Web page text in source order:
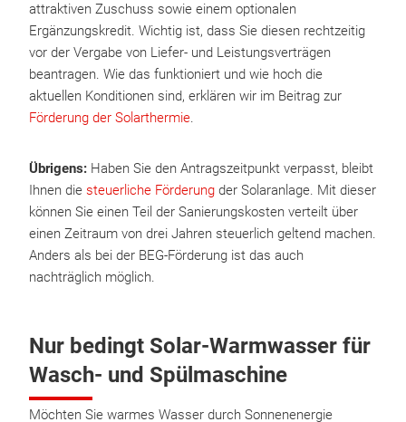
attraktiven Zuschuss sowie einem optionalen
Ergänzungskredit. Wichtig ist, dass Sie diesen rechtzeitig
vor der Vergabe von Liefer- und Leistungsverträgen
beantragen. Wie das funktioniert und wie hoch die
aktuellen Konditionen sind, erklären wir im Beitrag zur
Förderung der Solarthermie.
Übrigens: Haben Sie den Antragszeitpunkt verpasst, bleibt
Ihnen die steuerliche Förderung der Solaranlage. Mit dieser
können Sie einen Teil der Sanierungskosten verteilt über
einen Zeitraum von drei Jahren steuerlich geltend machen.
Anders als bei der BEG-Förderung ist das auch
nachträglich möglich.
Nur bedingt Solar-Warmwasser für
Wasch- und Spülmaschine
Möchten Sie warmes Wasser durch Sonnenenergie